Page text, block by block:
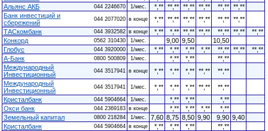
Альянс АКБ
044 2246670 1/мес. *,** **,** **,** **,** **,** **,**
Банк инвестиций и
сбережений
044 2077020 в конце *,** **,** **,** **,** **,** **,**
ТАСкомбанк
044 3932582 в конце *,** *,** **,** **,** **,** **,**
**,**
Конкорд
0562 310430 1/мес. 9,00 9,50
10,50
Глобус
044 3920000 1/мес. *,** *,** *,** *,** **,** **,**
**,**
А-Банк
0800 500809 1/мес. *,** *,**
**,**
Международный
Инвестиционный
044 3517941 в конце *,** *,** *,** **,**
**,**
Международный
Инвестиционный
044 3517941 1/мес. *,** *,** *,** **,**
**,**
Кристалбанк
044 5904664 1/мес. *,** *,**
*,**
Окси банк
044 2369183 в конце *,** *,** *,**
*,**
Земельный капитал
0800 218284 1/мес. 7,60 8,75 8,50 9,90 9,90 9,40
Кристалбанк
044 5904664 в конце *,** *,** *,**
**,**